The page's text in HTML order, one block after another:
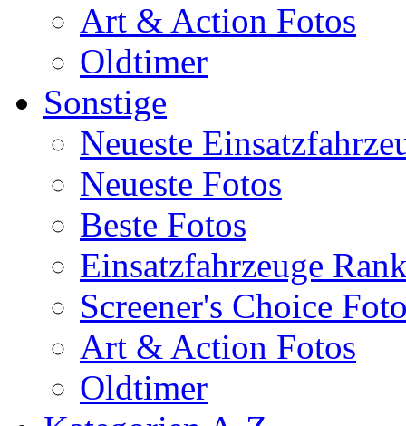
Art & Action Fotos
Oldtimer
Sonstige
Neueste
Neueste Fotos
Beste Fotos
Einsatzfahrzeuge
Screener's Choice
Art & Action Fotos
Oldtimer